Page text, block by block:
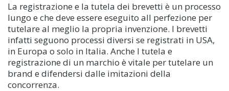
La registrazione e la tutela dei brevetti è un processo
lungo e che deve essere eseguito all perfezione per
tutelare al meglio la propria invenzione. I brevetti
infatti seguono processi diversi se registrati in USA,
in Europa o solo in Italia. Anche l tutela e
registrazione di un marchio è vitale per tutelare un
brand e difendersi dalle imitazioni della
concorrenza.